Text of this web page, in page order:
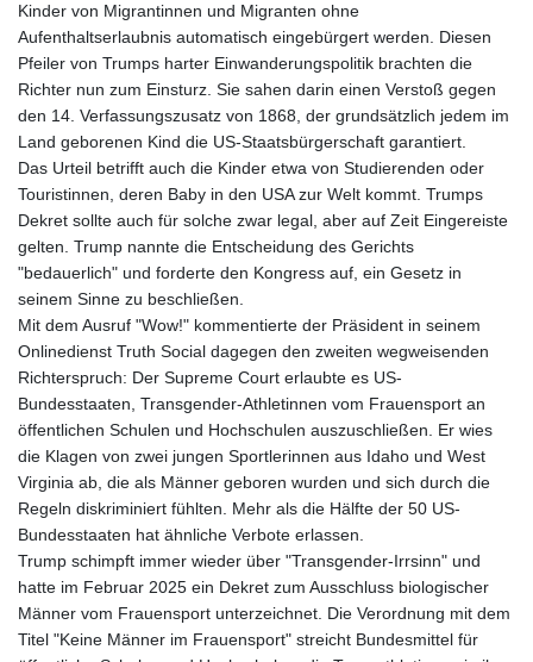
Kinder von Migrantinnen und Migranten ohne
Aufenthaltserlaubnis automatisch eingebürgert werden. Diesen
Pfeiler von Trumps harter Einwanderungspolitik brachten die
Richter nun zum Einsturz. Sie sahen darin einen Verstoß gegen
den 14. Verfassungszusatz von 1868, der grundsätzlich jedem im
Land geborenen Kind die US-Staatsbürgerschaft garantiert.
Das Urteil betrifft auch die Kinder etwa von Studierenden oder
Touristinnen, deren Baby in den USA zur Welt kommt. Trumps
Dekret sollte auch für solche zwar legal, aber auf Zeit Eingereiste
gelten. Trump nannte die Entscheidung des Gerichts
"bedauerlich" und forderte den Kongress auf, ein Gesetz in
seinem Sinne zu beschließen.
Mit dem Ausruf "Wow!" kommentierte der Präsident in seinem
Onlinedienst Truth Social dagegen den zweiten wegweisenden
Richterspruch: Der Supreme Court erlaubte es US-
Bundesstaaten, Transgender-Athletinnen vom Frauensport an
öffentlichen Schulen und Hochschulen auszuschließen. Er wies
die Klagen von zwei jungen Sportlerinnen aus Idaho und West
Virginia ab, die als Männer geboren wurden und sich durch die
Regeln diskriminiert fühlten. Mehr als die Hälfte der 50 US-
Bundesstaaten hat ähnliche Verbote erlassen.
Trump schimpft immer wieder über "Transgender-Irrsinn" und
hatte im Februar 2025 ein Dekret zum Ausschluss biologischer
Männer vom Frauensport unterzeichnet. Die Verordnung mit dem
Titel "Keine Männer im Frauensport" streicht Bundesmittel für